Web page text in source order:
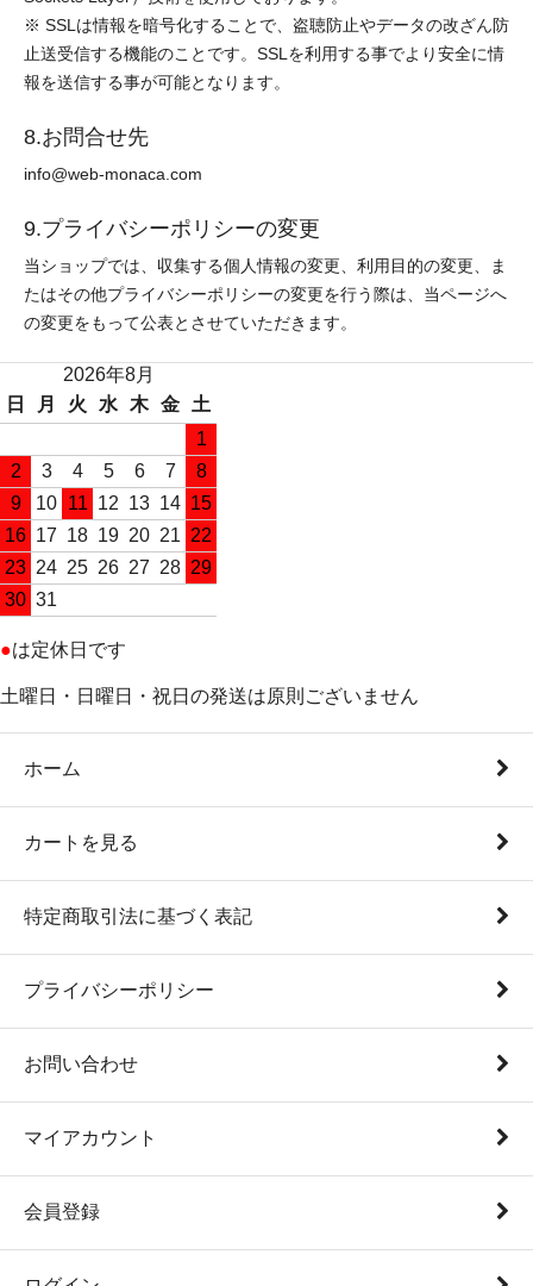
※ SSLは情報を暗号化することで、盗聴防止やデータの改ざん防
止送受信する機能のことです。SSLを利用する事でより安全に情
報を送信する事が可能となります。
8.お問合せ先
info@web-monaca.com
9.プライバシーポリシーの変更
当ショップでは、収集する個人情報の変更、利用目的の変更、ま
たはその他プライバシーポリシーの変更を行う際は、当ページへ
の変更をもって公表とさせていただきます。
2026年8月
日
月 火 水 木 金
土
1
2
3 4 5 6 7
8
9
10 11 12 13 14 15
16 17 18 19 20 21 22
23 24 25 26 27 28 29
30 31
●は定休日です
土曜日・日曜日・祝日の発送は原則ございません
ホーム
カートを見る
特定商取引法に基づく表記
プライバシーポリシー
お問い合わせ
マイアカウント
会員登録